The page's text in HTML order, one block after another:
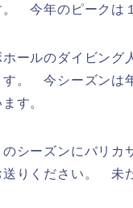
。 今年のピークは
ホールのダイビング
す。 今シーズンは
す。
のシーズンにバリカ
送りください。 未